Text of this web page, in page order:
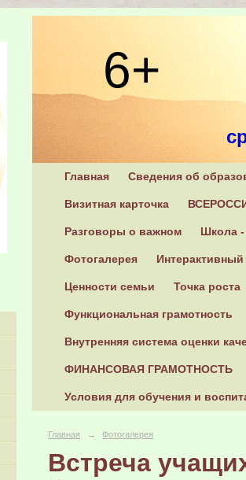
6+
Главная Сведения об
Визитная карточка
Разговоры о важном Школа
Фотогалерея
Ценности семьи Точка роста
Функциональная грамотность
Внутренняя система оценки
ФИНАНСОВАЯ ГРАМОТНОСТЬ
Условия для обучения и
Главная → Фотогалерея
Встреча